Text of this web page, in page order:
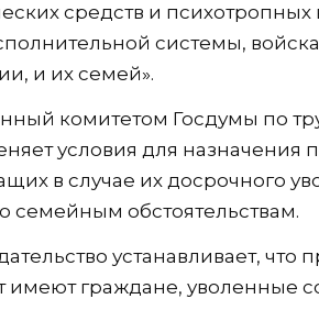
средств и
системы,
и их семей».
комитетом Госдумы по
условия для назначения
в случае их досрочного
семейным обстоятельствам.
устанавливает, что
имеют граждане, уволенные